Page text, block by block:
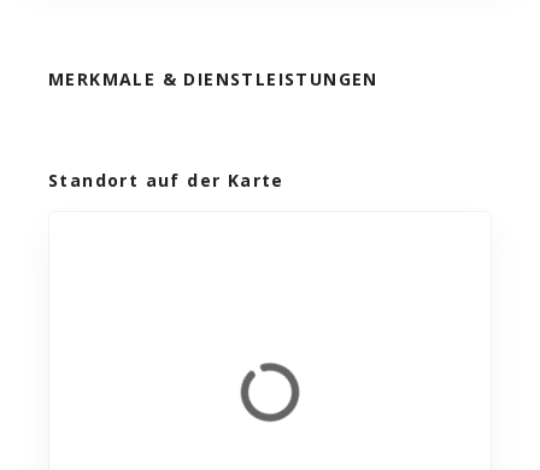
MERKMALE & DIENSTLEISTUNGEN
Standort auf der Karte